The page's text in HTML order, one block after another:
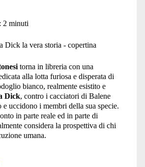
span>
2 minuti
torna in libreria con una
alla lotta furiosa e disperata di
bianco, realmente esistito e
Dick, contro i cacciatori di Balene
e uccidono i membri della sua specie.
in parte reale ed in parte di
considera la prospettiva di chi
umana.